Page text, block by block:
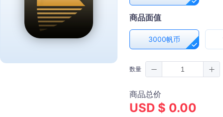
商品面值
3000帆币
数量
商品总价
USD $ 0.00